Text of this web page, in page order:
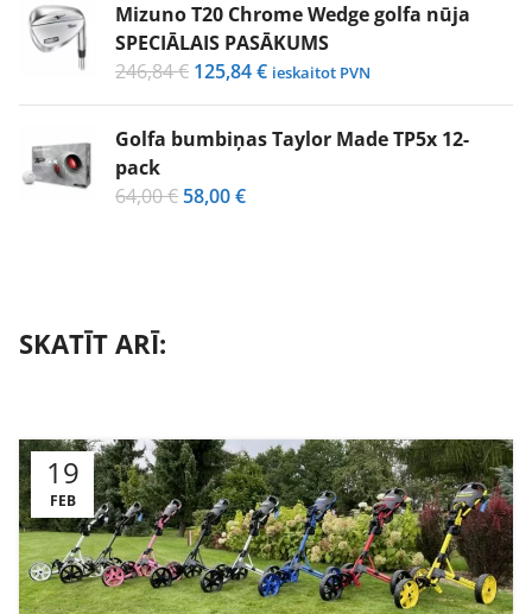
Mizuno T20 Chrome Wedge golfa nūja
SPECIĀLAIS PASĀKUMS
246,84€ Original
price
was:
246,84 €.
125,84€Current
price
is:
125,84 €.
ieskaitot PVN
Golfa bumbiņas Taylor Made TP5x 12-
pack
64,00€ Original
58,00€Current
SKATĪT ARĪ:
19
FEB